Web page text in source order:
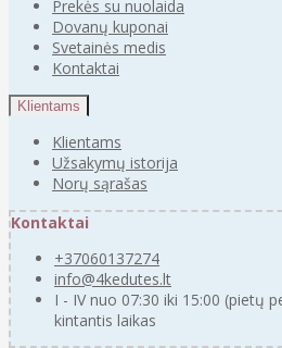
Prekės su nuolaida
Dovanų kuponai
Svetainės medis
Kontaktai
Klientams
Klientams
Užsakymų istorija
Norų sąrašas
Kontaktai
+37060137274
info@4kedutes.lt
I - IV nuo 07:30 iki 15:00 (pietų
kintantis laikas